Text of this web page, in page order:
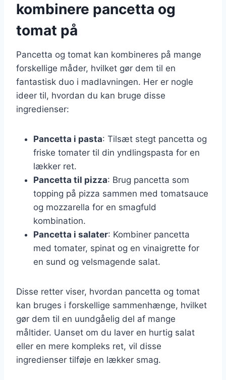
kombinere pancetta og
tomat på
Pancetta og tomat kan kombineres på mange
forskellige måder, hvilket gør dem til en
fantastisk duo i madlavningen. Her er nogle
ideer til, hvordan du kan bruge disse
ingredienser:
Pancetta i pasta: Tilsæt stegt pancetta og
friske tomater til din yndlingspasta for en
lækker ret.
Pancetta til pizza: Brug pancetta som
topping på pizza sammen med tomatsauce
og mozzarella for en smagfuld
kombination.
Pancetta i salater: Kombiner pancetta
med tomater, spinat og en vinaigrette for
en sund og velsmagende salat.
Disse retter viser, hvordan pancetta og tomat
kan bruges i forskellige sammenhænge, hvilket
gør dem til en uundgåelig del af mange
måltider. Uanset om du laver en hurtig salat
eller en mere kompleks ret, vil disse
ingredienser tilføje en lækker smag.